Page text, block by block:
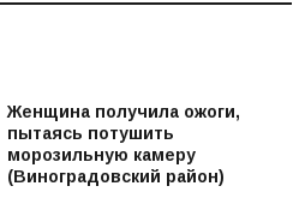
Женщина получила ожоги,
пытаясь потушить
морозильную камеру
(Виноградовский район)